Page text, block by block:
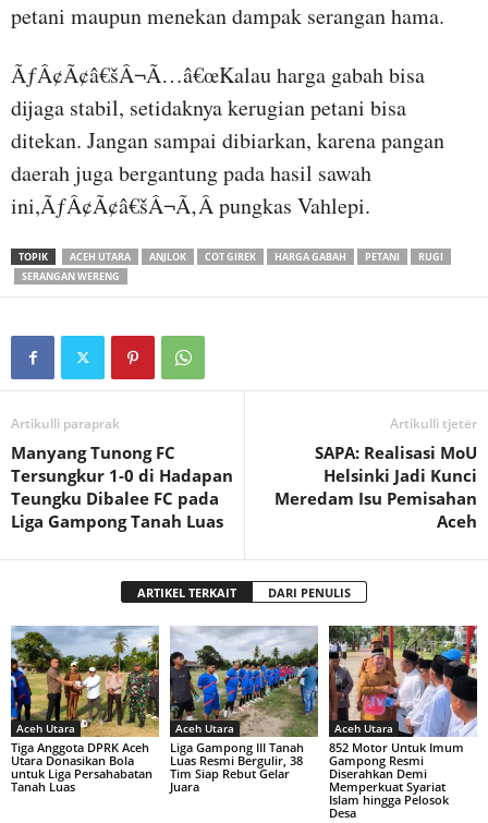
petani maupun menekan dampak serangan hama.
ÃƒÂ¢Ã¢â€šÂ¬Ã…â€œKalau harga gabah bisa
dijaga stabil, setidaknya kerugian petani bisa
ditekan. Jangan sampai dibiarkan, karena pangan
daerah juga bergantung pada hasil sawah
ini,ÃƒÂ¢Ã¢â€šÂ¬Ã‚Â pungkas Vahlepi.
TOPIK ACEH UTARA ANJLOK COT GIREK HARGA GABAH PETANI
RUGI
SERANGAN WERENG
Artikulli paraprak
Manyang Tunong FC
Tersungkur 1-0 di Hadapan
Teungku Dibalee FC pada
Liga Gampong Tanah Luas
Artikulli tjetër
SAPA: Realisasi MoU
Helsinki Jadi Kunci
Meredam Isu Pemisahan
Aceh
ARTIKEL TERKAIT DARI PENULIS
Aceh Utara
Tiga Anggota DPRK Aceh
Utara Donasikan Bola
untuk Liga Persahabatan
Tanah Luas
Aceh Utara
Liga Gampong III Tanah
Luas Resmi Bergulir, 38
Tim Siap Rebut Gelar
Juara
Aceh Utara
852 Motor Untuk Imum
Gampong Resmi
Diserahkan Demi
Memperkuat Syariat
Islam hingga Pelosok
Desa